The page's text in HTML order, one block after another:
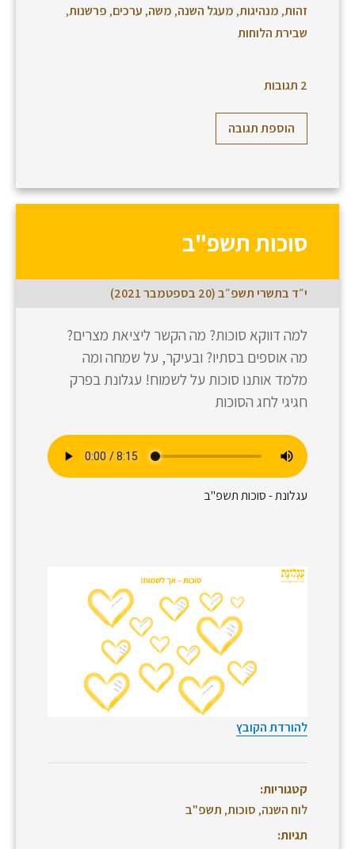
זהות, מנהיגות, מעגל השנה, משה, ערכים, פרשנות,
שבירת הלוחות
2 תגובות
הוספת תגובה
סוכות תשפ"ב
י״ד בתשרי תשפ״ב (20 בספטמבר 2021)
למה דווקא סוכות? מה הקשר ליציאת מצרים?
מה אוספים בסתיו? ובעיקר, על שמחה ומה
מלמד אותנו סוכות על לשמוח! עגלונת בפרק
חגיגי לחג הסוכות
עגלונת - סוכות תשפ"ב
להורדת הקובץ
קטגוריות:
לוח השנה, סוכות, תשפ"ב
תגיות: